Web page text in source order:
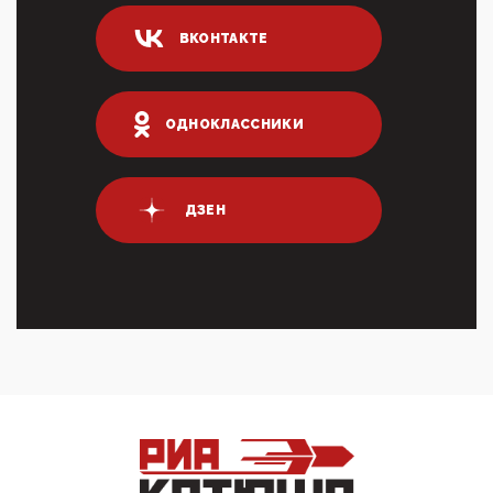
ИНН для переводов по СБП это первый шаг из
логических двухЗаполнение ИНН при любых
переводах по ...
03:35, 10 Апреля 2026
Суммарное вознаграждение менеджменту в 15
крупных банках по итогам 2025 года превысило 63
млрд руб. ...
03:01, 10 Апреля 2026
Террорист и убийца Буданов вальяжно сообщил,
что союзники просили Киев не наносить удары по
энергети...
Госуслугах уме...
12:01, 10 Апреля 2026
ВКОНТАКТЕ
ОДНОКЛАССНИКИ
ДЗЕН